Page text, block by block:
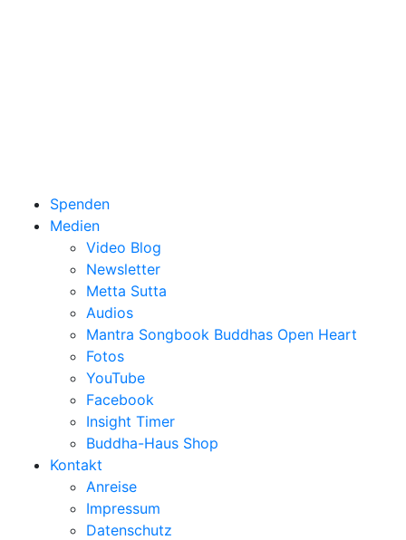
Spenden
Medien
Video Blog
Newsletter
Metta Sutta
Audios
Mantra Songbook Buddhas Open Heart
Fotos
YouTube
Facebook
Insight Timer
Buddha-Haus Shop
Kontakt
Anreise
Impressum
Datenschutz